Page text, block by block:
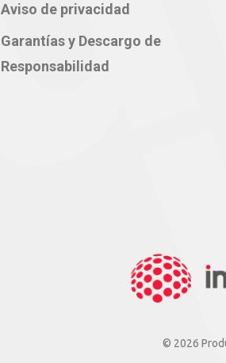
Aviso de privacidad
Garantías y Descargo de
Responsabilidad
© 2026